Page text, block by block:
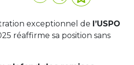
exceptionnel de l’USPO
réaffirme sa position sans